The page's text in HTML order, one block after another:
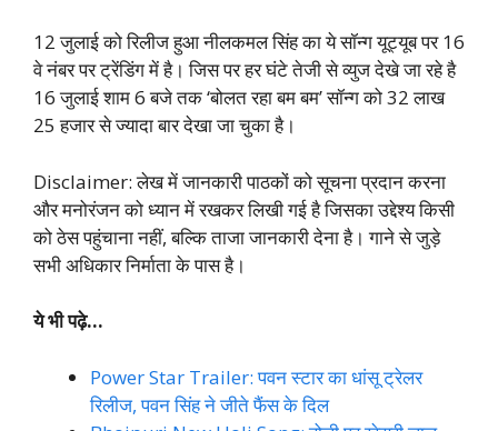
12 जुलाई को रिलीज हुआ नीलकमल सिंह का ये सॉन्ग यूट्यूब पर 16
वे नंबर पर ट्रेंडिंग में है। जिस पर हर घंटे तेजी से व्युज देखे जा रहे है
16 जुलाई शाम 6 बजे तक ‘बोलत रहा बम बम’ सॉन्ग को 32 लाख
25 हजार से ज्यादा बार देखा जा चुका है।
Disclaimer: लेख में जानकारी पाठकों को सूचना प्रदान करना
और मनोरंजन को ध्यान में रखकर लिखी गई है जिसका उद्देश्य किसी
को ठेस पहुंचाना नहीं, बल्कि ताजा जानकारी देना है। गाने से जुड़े
सभी अधिकार निर्माता के पास है।
ये भी पढ़े…
Power Star Trailer: पवन स्टार का धांसू ट्रेलर
रिलीज, पवन सिंह ने जीते फैंस के दिल